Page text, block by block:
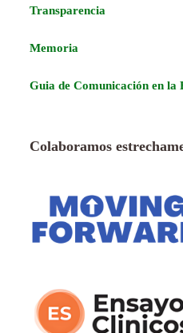
Transparencia
Memoria
Guia de Comunicación en la
Colaboramos